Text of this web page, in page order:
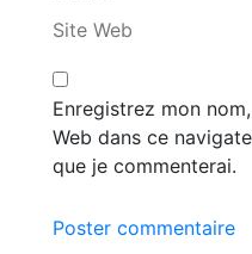
Site Web
Enregistrez mon
Web dans ce
que je commenterai.
Poster commentaire